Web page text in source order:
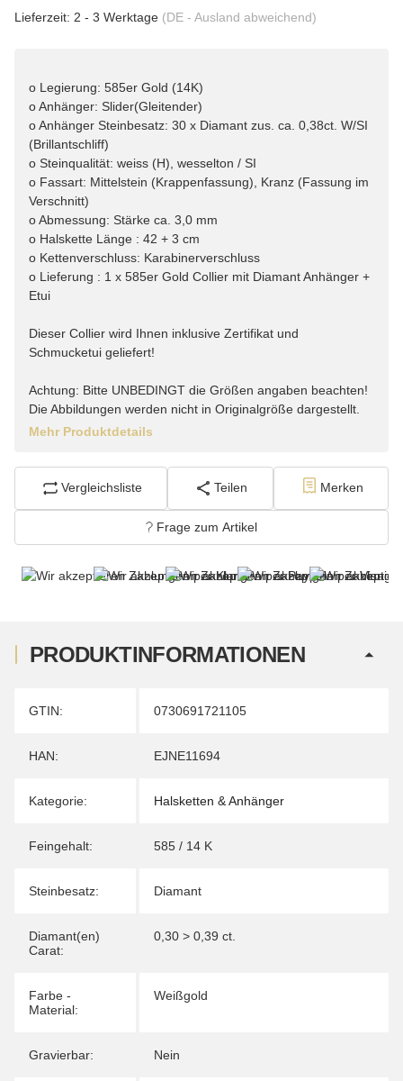
Lieferzeit: 2 - 3 Werktage (DE - Ausland abweichend)
o Legierung: 585er Gold (14K)
o Anhänger: Slider(Gleitender)
o Anhänger Steinbesatz: 30 x Diamant zus. ca. 0,38ct. W/SI
(Brillantschliff)
o Steinqualität: weiss (H), wesselton / SI
o Fassart: Mittelstein (Krappenfassung), Kranz (Fassung im
Verschnitt)
o Abmessung: Stärke ca. 3,0 mm
o Halskette Länge : 42 + 3 cm
o Kettenverschluss: Karabinerverschluss
o Lieferung : 1 x 585er Gold Collier mit Diamant Anhänger +
Etui
Dieser Collier wird Ihnen inklusive Zertifikat und
Schmucketui geliefert!
Achtung: Bitte UNBEDINGT die Größen angaben beachten!
Die Abbildungen werden nicht in Originalgröße dargestellt.
Mehr Produktdetails
Vergleichsliste Teilen Merken
Frage zum Artikel
PRODUKTINFORMATIONEN
Produkteigenschaft
Wert
GTIN: 0730691721105
HAN: EJNE11694
Kategorie: Halsketten & Anhänger
Feingehalt: 585 / 14 K
Steinbesatz: Diamant
Diamant(en)
Carat:
0,30 > 0,39 ct.
Farbe -
Material:
Weißgold
Gravierbar: Nein